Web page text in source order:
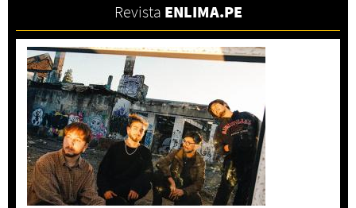
Revista ENLIMA.PE